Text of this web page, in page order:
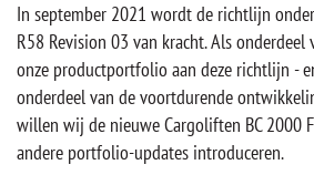
In september 2021 wordt de richtlijn
R58 Revision 03 van kracht. Als onderdeel
onze productportfolio aan deze richtlijn -
onderdeel van de voortdurende
willen wij de nieuwe Cargoliften BC 2000
andere portfolio-updates introduceren.